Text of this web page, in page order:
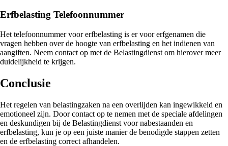
Erfbelasting Telefoonnummer
Het telefoonnummer voor erfbelasting is er voor erfgenamen die
vragen hebben over de hoogte van erfbelasting en het indienen van
aangiften. Neem contact op met de Belastingdienst om hierover meer
duidelijkheid te krijgen.
Conclusie
Het regelen van belastingzaken na een overlijden kan ingewikkeld en
emotioneel zijn. Door contact op te nemen met de speciale afdelingen
en deskundigen bij de Belastingdienst voor nabestaanden en
erfbelasting, kun je op een juiste manier de benodigde stappen zetten
en de erfbelasting correct afhandelen.